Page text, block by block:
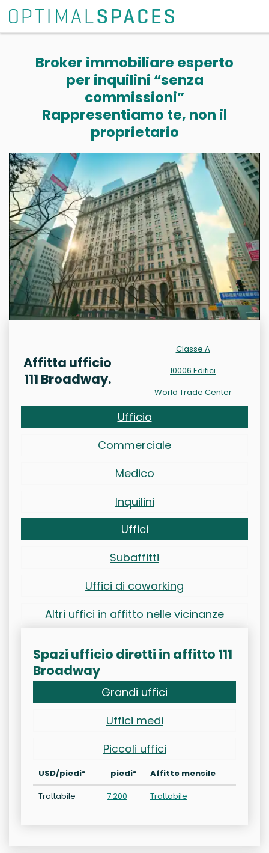
Broker immobiliare esperto
per inquilini “senza
commissioni”
Rappresentiamo te, non il
proprietario
Affitta ufficio
111 Broadway.
Classe A
10006 Edifici
World Trade Center
Ufficio
Commerciale
Medico
Inquilini
Uffici
Subaffitti
Uffici di coworking
Altri uffici in affitto nelle vicinanze
Spazi ufficio diretti in affitto 111
Broadway
Grandi uffici
Uffici medi
Piccoli uffici
USD/piedi² piedi²
Affitto mensile
Trattabile
7.200 Trattabile